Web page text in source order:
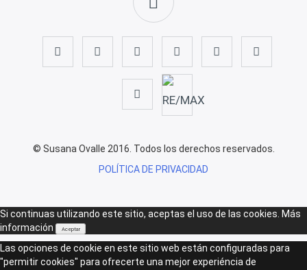
© Susana Ovalle 2016. Todos los derechos reservados.
POLÍTICA DE PRIVACIDAD
Si continuas utilizando este sitio, aceptas el uso de las cookies. Más
información
Aceptar
Las opciones de cookie en este sitio web están configuradas para
"permitir cookies" para ofrecerte una mejor experiéncia de